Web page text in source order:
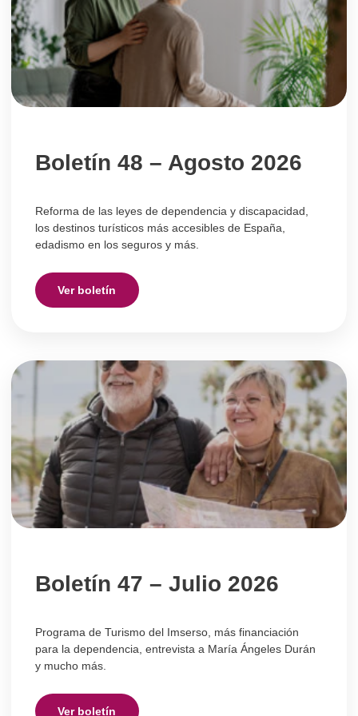
Boletín 48 – Agosto 2026
Reforma de las leyes de dependencia y discapacidad,
los destinos turísticos más accesibles de España,
edadismo en los seguros y más.
Ver boletín
Boletín 47 – Julio 2026
Programa de Turismo del Imserso, más financiación
para la dependencia, entrevista a María Ángeles Durán
y mucho más.
Ver boletín
i
n
a
i
n
i
a